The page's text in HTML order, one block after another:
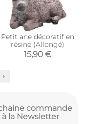
Petit ane décoratif en
résine (Allongé)
15,90 €
commande
la Newsletter